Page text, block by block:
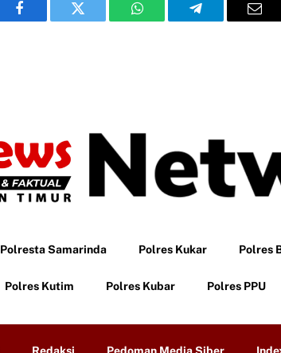
Facebook Twitter WhatsAppTelegram
Polresta Samarinda Polres Kukar Polres
Polres Kutim Polres Kubar Polres PPU